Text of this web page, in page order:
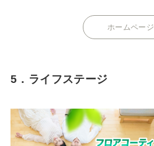
ホームページ
5．ライフステージ